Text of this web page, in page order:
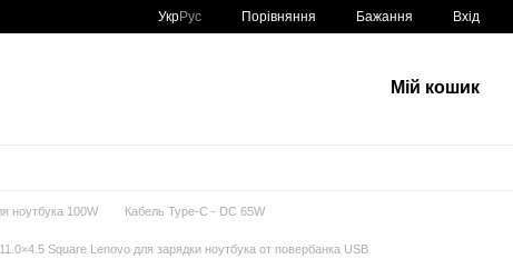
УкрРус Порівняння Бажання Вхід
Мій кошик
ноутбука 100W
Кабель Type-C - DC 65W
Square Lenovo для зарядки ноутбука от повербанка USB